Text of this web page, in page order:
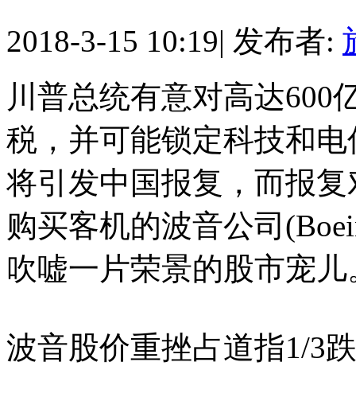
2018-3-15 10:19| 发布者:
川普总统有意对高达600
税，并可能锁定科技和
将引发中国报复，而报
购买客机的波音公司
吹嘘一片荣景的股市宠儿
波音股价重挫占道指1/3